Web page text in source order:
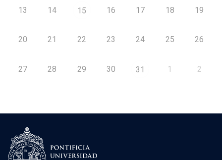
13 14 15 16 17 18 19
20 21 22 23 24 25 26
27 28 29 30 31 1 2